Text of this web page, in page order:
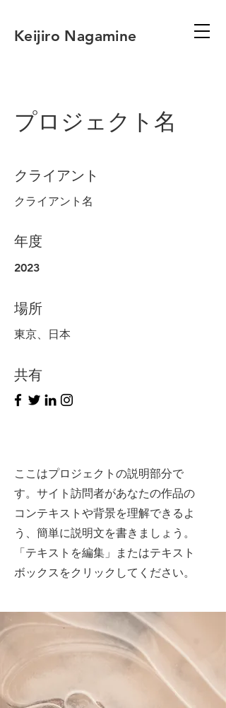
Keijiro Nagamine
プロジェクト名
クライアント
クライアント名
年度
2023
場所
東京、日本
共有
ここはプロジェクトの説明部分で
す。サイト訪問者があなたの作品の
コンテキストや背景を理解できるよ
う、簡単に説明文を書きましょう。
「テキストを編集」またはテキスト
ボックスをクリックしてください。